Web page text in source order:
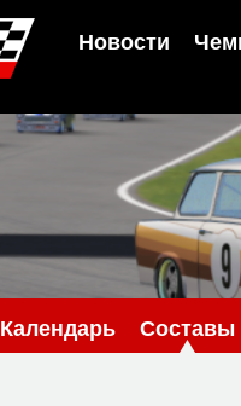
Новости
Календарь Составы